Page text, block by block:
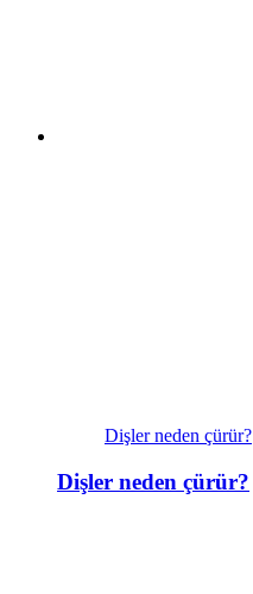
Dişler neden çürür?
Dişler neden çürür?